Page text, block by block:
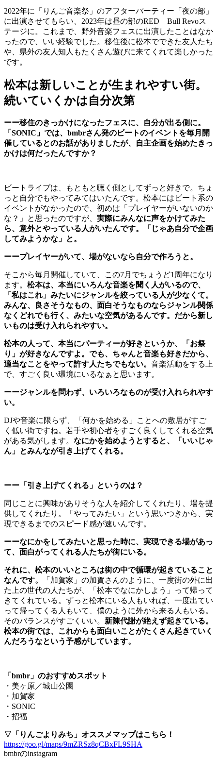
2022年に「りんご音楽祭」のアフターパーティー「夜の部」
に出演させてもらい、2023年は昼の部のRED Bull Revoス
テージに。これまで、野外音楽フェスに出演したことはなか
ったので、いい経験でした。移住後に松本でできた友人たち
や、県外の友人知人もたくさん遊びに来てくれて楽しかった
です。
松本は新しいことが生まれやすい街。
続いていくかは自分次第
ーー移住のきっかけになったフェスに、自分が出る側に。
「SONIC」では、bmbrさん発のビートのイベントを毎月開
催しているとのお話がありましたが、自主企画を始めたきっ
かけは何だったんですか？
ビートライブは、もともと聴く側としてずっと好きで。ちょ
っと自分でもやってみてはいたんです。松本にはビート系の
イベントがなかったので、初めは「プレイヤーがいないのか
な？」と思ったのですが、 実際にみんなに声をかけてみた
ら、意外とやっている人がいたんです。「じゃあ自分で企画
してみようかな」と。
ーープレイヤーがいて、場がないなら自分で作ろうと。
そこから毎月開催していて、この7月でちょうど1周年になり
ます。 松本は、本当にいろんな音楽を聞く人がいるので、
「私はこれ」みたいにジャンルを絞っている人が少なくて。
みんな、良さそうなもの、面白そうなものならジャンル関係
なくどれでも行く、みたいな空気があるんです。だから新し
いものは受け入れられやすい。
松本の人って、本当にパーティーが好きというか、「お祭
り」が好きなんですよ。でも、ちゃんと音楽も好きだから、
適当なことをやって許す人たちでもない。 音楽活動をする上
で、すごく良い環境にいるなぁと思います。
ーージャンルを問わず、いろいろなものが受け入れられやす
い。
DJや音楽に限らず、「何かを始める」ことへの敷居がすご
く低い街ですね。若手や初心者をすごく良くしてくれる空気
がある気がします。 なにかを始めようとすると、「いいじゃ
ん」とみんなが引き上げてくれる。
ーー「引き上げてくれる」というのは？
同じことに興味がありそうな人を紹介してくれたり、場を提
供してくれたり。「やってみたい」という思いつきから、実
現できるまでのスピード感が速いんです。
ーーなにかをしてみたいと思った時に、実現できる場があっ
て、面白がってくれる人たちが街にいる。
それに、松本のいいところは街の中で循環が起きていること
なんです。
「加賀家」の加賀さんのように、一度街の外に出
た上の世代の人たちが、「松本でなにかしよう」って帰って
きてくれている。ずっと松本にいる人もいれば、一度出てい
って帰ってくる人もいて、僕のように外から来る人もいる。
そのバランスがすごくいい。 新陳代謝が絶えず起きている。
松本の街では、これからも面白いことがたくさん起きていく
んだろうなという予感がしています。
「bmbr」のおすすめスポット
・美ヶ原／城山公園
・加賀家
・SONIC
・招福
▽「りんごよりみち」オススメマップはこちら！
https://goo.gl/maps/9mZRSz8qCBxFL9SHA
bmbrのinstagram